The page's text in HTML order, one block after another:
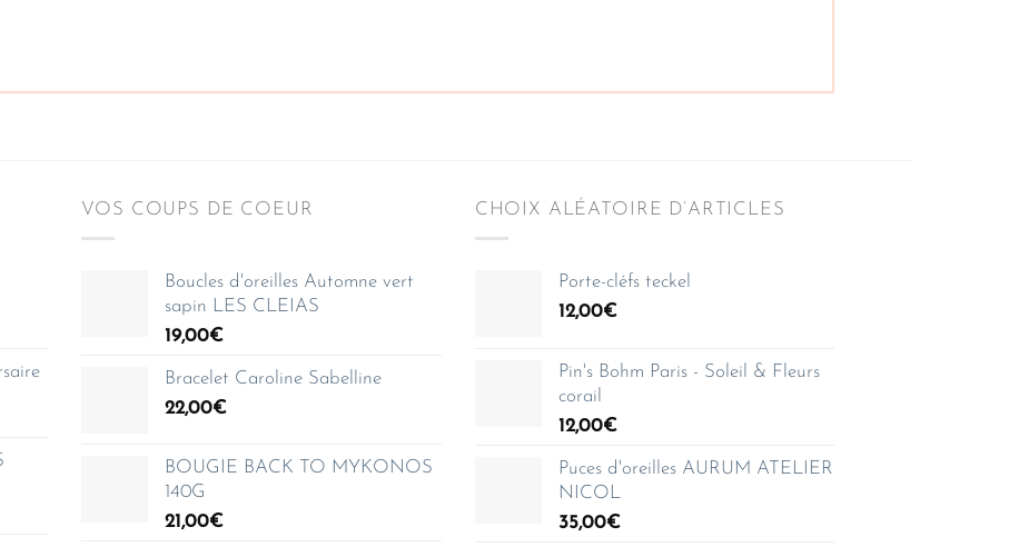
VOS COUPS DE COEUR
Boucles d'oreilles Automne vert
sapin LES CLEIAS
19,00€
Bracelet Caroline Sabelline
22,00€
BOUGIE BACK TO MYKONOS
140G
21,00€
CHOIX ALÉATOIRE D’ARTICLES
Porte-cléfs teckel
12,00€
Pin's Bohm Paris - Soleil & Fleurs
corail
12,00€
Puces d'oreilles AURUM ATELIER
NICOL
35,00€